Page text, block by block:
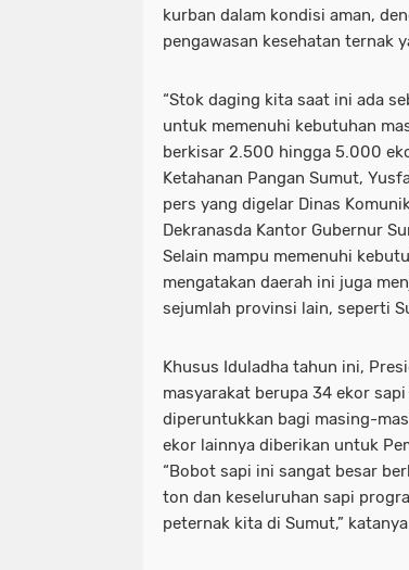
kurban dalam kondisi aman,
pengawasan kesehatan ternak
“Stok daging kita saat ini ada
untuk memenuhi kebutuhan
berkisar 2.500 hingga 5.000
Ketahanan Pangan Sumut,
pers yang digelar Dinas
Dekranasda Kantor Gubernur
Selain mampu memenuhi
mengatakan daerah ini juga
sejumlah provinsi lain, seperti
Khusus Iduladha tahun ini,
masyarakat berupa 34 ekor
diperuntukkan bagi masing-
ekor lainnya diberikan untuk
“Bobot sapi ini sangat besar
ton dan keseluruhan sapi
peternak kita di Sumut,” katanya.